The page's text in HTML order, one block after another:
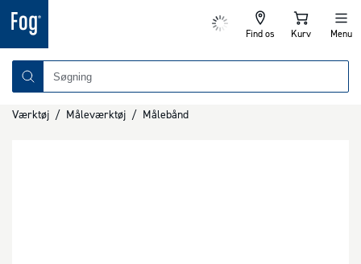
Find os Kurv Menu
Værktøj / Måleværktøj / Målebånd